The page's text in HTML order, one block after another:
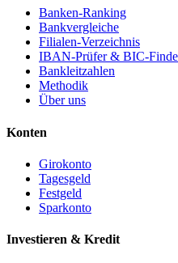
Banken-Ranking
Bankvergleiche
Filialen-Verzeichnis
IBAN-Prüfer & BIC-
Bankleitzahlen
Methodik
Über uns
Konten
Girokonto
Tagesgeld
Festgeld
Sparkonto
Investieren & Kredit